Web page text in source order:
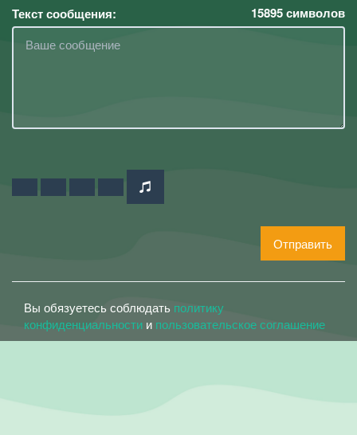
Текст сообщения: 15895символов
Отправить
Вы обязуетесь соблюдать политику
конфиденциальности и пользовательское соглашение